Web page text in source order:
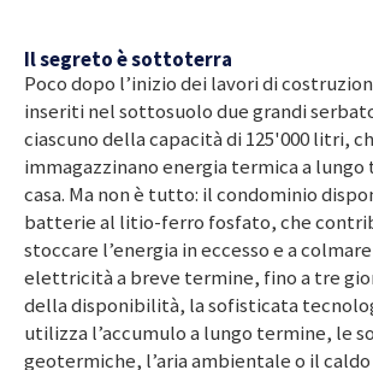
Il segreto è sottoterra
Poco dopo l’inizio dei lavori di
inseriti nel sottosuolo due grandi
ciascuno della capacità di 125'000 litri,
immagazzinano energia termica a
casa. Ma non è tutto: il condominio
batterie al litio-ferro fosfato, che
stoccare l’energia in eccesso e a
elettricità a breve termine, fino a tre
della disponibilità, la sofisticata
utilizza l’accumulo a lungo termine, le
geotermiche, l’aria ambientale o il